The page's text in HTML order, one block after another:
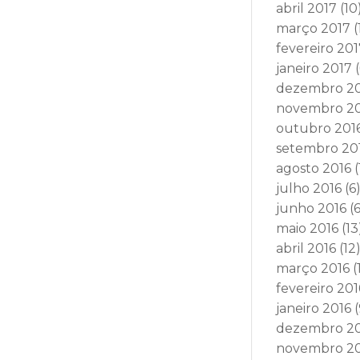
abril 2017 (10)
março 2017
fevereiro
janeiro 2017
dezembro
novembro
outubro
setembro
agosto 2016
julho 2016 (6)
junho 2016
maio 2016
abril 2016 (12)
março 2016
fevereiro
janeiro 2016
dezembro
novembro